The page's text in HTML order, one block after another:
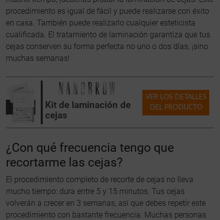
procedimiento es igual de fácil y puede realizarse con éxito
en casa. También puede realizarlo cualquier esteticista
cualificada. El tratamiento de laminación garantiza que tus
cejas conserven su forma perfecta no uno o dos días, ¡sino
muchas semanas!
Kit de laminación de
cejas
VER LOS DETALLES
DEL PRODUCTO
¿Con qué frecuencia tengo que
recortarme las cejas?
El procedimiento completo de recorte de cejas no lleva
mucho tiempo: dura entre 5 y 15 minutos. Tus cejas
volverán a crecer en 3 semanas, así que debes repetir este
procedimiento con bastante frecuencia. Muchas personas